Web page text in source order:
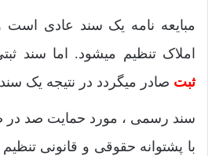
مبایعه نامه یک سند عادی
املاک تنظیم میشود. اما سند
ثبت صادر میگردد در نتیجه یک
سند رسمی ، مورد حمایت صد در
با پشتوانه حقوقی و قانونی